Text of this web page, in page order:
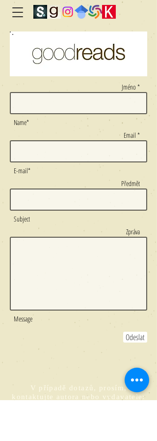
Jméno *
Name*
Email *
E-mail*
Předmět
Subject
Zpráva
Message
Odeslat
V případě dotazů, prosím,
kontaktujte autora nebo vydavatele: